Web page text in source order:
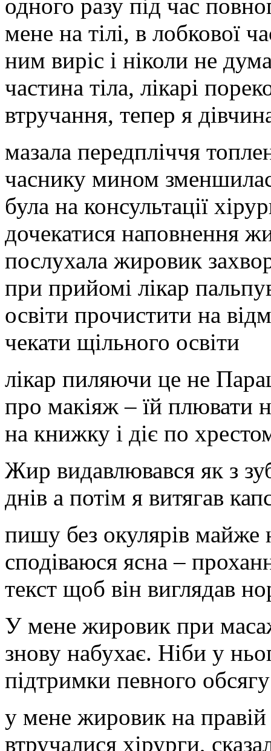
одного разу під час
мене на тілі, в лобкової
ним виріс і ніколи не
частина тіла, лікарі
втручання, тепер я
мазала передпліччя
часнику мином
була на консультації
дочекатися наповнення
послухала жировик
при прийомі лікар
освіти прочистити на
чекати щільного освіти
лікар пиляючи це не
про макіяж – їй плювати
на книжку і діє по
Жир видавлювався як з
днів а потім я витягав
пишу без окулярів майже
сподіваюся ясна –
текст щоб він виглядав
У мене жировик при
знову набухає. Ніби у
підтримки певного
у мене жировик на
втручалися хірурги,